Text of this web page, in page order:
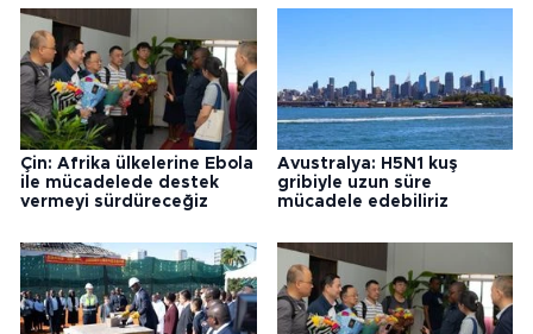
Çin: Afrika ülkelerine Ebola
ile mücadelede destek
vermeyi sürdüreceğiz
Avustralya: H5N1 kuş
gribiyle uzun süre
mücadele edebiliriz